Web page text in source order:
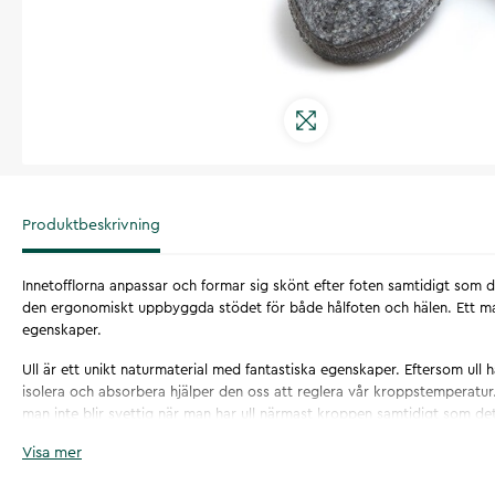
Produktbeskrivning
Innetofflorna anpassar och formar sig skönt efter foten samtidigt som
den ergonomiskt uppbyggda stödet för både hålfoten och hälen. Ett
egenskaper.
Ull är ett unikt naturmaterial med fantastiska egenskaper. Eftersom ull
isolera och absorbera hjälper den oss att reglera vår
man inte blir svettig när man har ull närmast kroppen samtidigt som
Visa mer